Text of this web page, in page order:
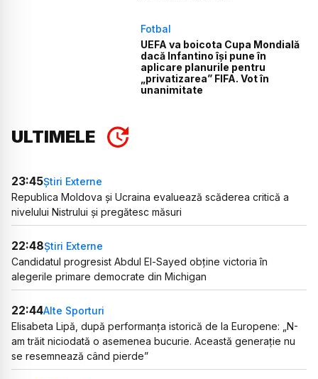
Fotbal
UEFA va boicota Cupa Mondială
dacă Infantino își pune în
aplicare planurile pentru
„privatizarea” FIFA. Vot în
unanimitate
ULTIMELE
23:45Știri Externe
Republica Moldova și Ucraina evaluează scăderea critică a
nivelului Nistrului și pregătesc măsuri
22:48Știri Externe
Candidatul progresist Abdul El-Sayed obține victoria în
alegerile primare democrate din Michigan
22:44Alte Sporturi
Elisabeta Lipă, după performanța istorică de la Europene: „N-
am trăit niciodată o asemenea bucurie. Această generație nu
se resemnează când pierde”